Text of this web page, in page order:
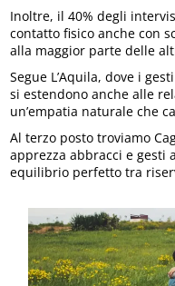
Inoltre, il 40% degli
contatto fisico anche con
alla maggior parte delle
Segue L’Aquila, dove i
si estendono anche alle
un’empatia naturale che
Al terzo posto troviamo
apprezza abbracci e gesti
equilibrio perfetto tra